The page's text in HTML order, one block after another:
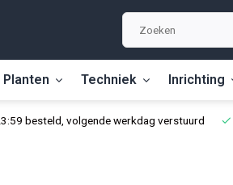
Planten Techniek Inrichting
besteld, volgende werkdag verstuurd